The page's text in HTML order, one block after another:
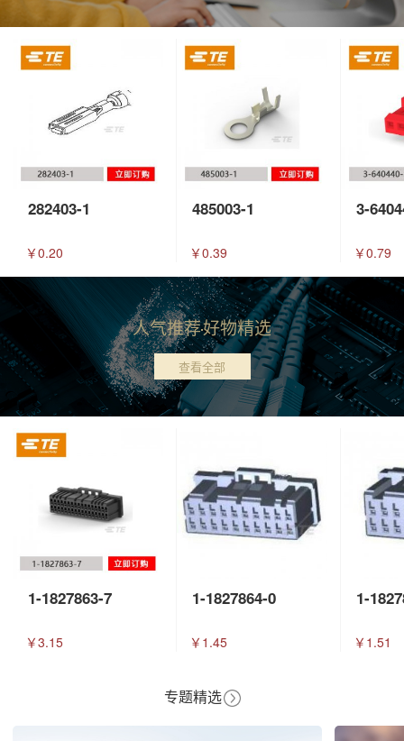
282403-1
￥0.20
485003-1
￥0.39
3-
￥0.79
人气推荐好物精选
查看全部
1-1827863-7
￥3.15
1-1827864-0
￥1.45
1-
￥1.51
专题精选